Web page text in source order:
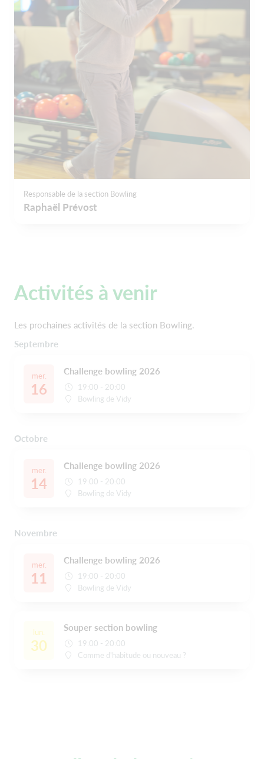
Responsable de la section Bowling
Raphaël Prévost
Activités à venir
Les prochaines activités de la section Bowling.
Septembre
mer.
16
Challenge bowling 2026
19:00 - 20:00
Bowling de Vidy
Octobre
mer.
14
Challenge bowling 2026
19:00 - 20:00
Bowling de Vidy
Novembre
mer.
11
Challenge bowling 2026
19:00 - 20:00
Bowling de Vidy
lun.
30
Souper section bowling
19:00 - 20:00
Comme d'habitude ou nouveau ?